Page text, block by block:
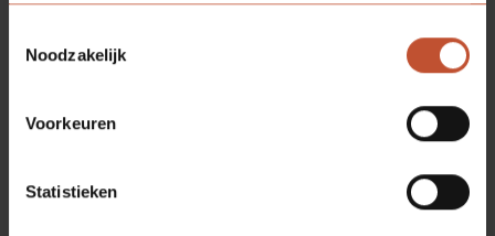
Noodzakelijk
Voorkeuren
Statistieken
Technische informatie